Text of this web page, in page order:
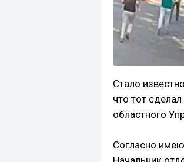
Стало
что тот
областного
Согласно